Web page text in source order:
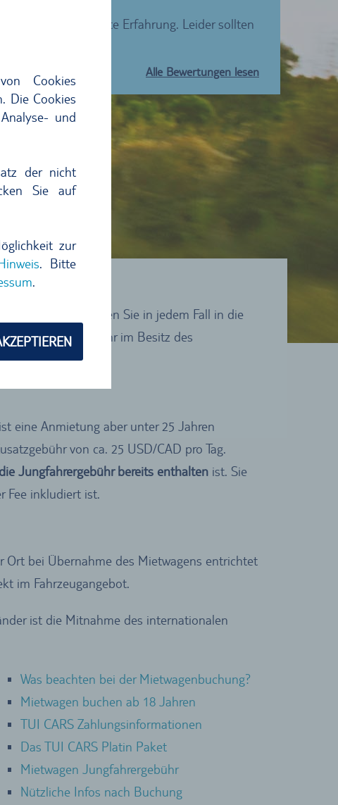
Cookies
Die Cookies
und
der nicht
Sie auf
zur
. Bitte
.
wieder eine gute Erfahrung. Leider sollten
Alle Bewertungen lesen
Bitte schauen Sie in jedem Fall in die
und seit einem Jahr im Besitz des
eine Anmietung aber unter 25 Jahren
von ca. 25 USD/CAD pro Tag.
Jungfahrergebühr bereits enthalten ist. Sie
Fee inkludiert ist.
Ort bei Übernahme des Mietwagens entrichtet
im Fahrzeugangebot.
ist die Mitnahme des internationalen
Was beachten bei der Mietwagenbuchung?
Mietwagen buchen ab 18 Jahren
TUI CARS Zahlungsinformationen
Das TUI CARS Platin Paket
Mietwagen Jungfahrergebühr
Nützliche Infos nach Buchung